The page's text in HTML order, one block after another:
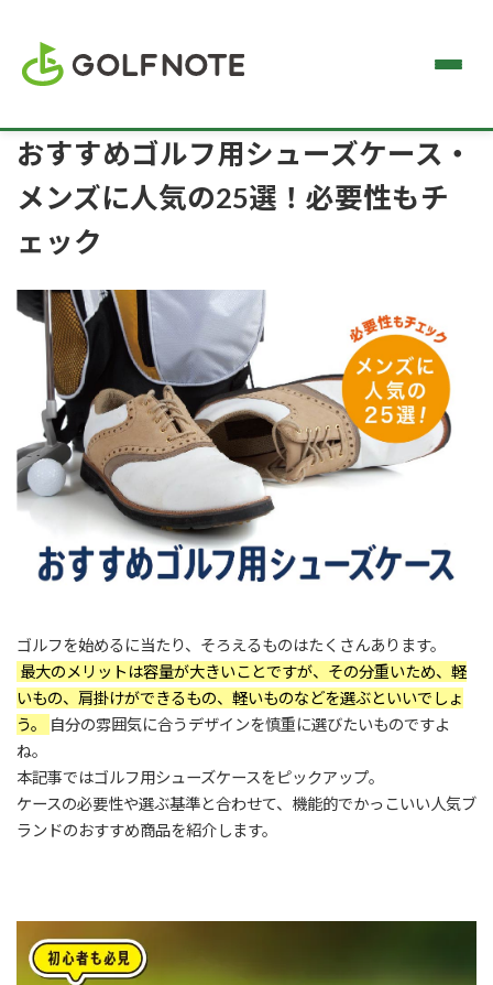
おすすめゴルフ用シューズケース・
メンズに人気の25選！必要性もチ
ェック
ゴルフを始めるに当たり、そろえるものはたくさんあります。
最大のメリットは容量が大きいことですが、その分重いため、軽
いもの、肩掛けができるもの、軽いものなどを選ぶといいでしょ
う。
自分の雰囲気に合うデザインを慎重に選びたいものですよ
ね。
本記事ではゴルフ用シューズケースをピックアップ。
ケースの必要性や選ぶ基準と合わせて、機能的でかっこいい人気ブ
ランドのおすすめ商品を紹介します。